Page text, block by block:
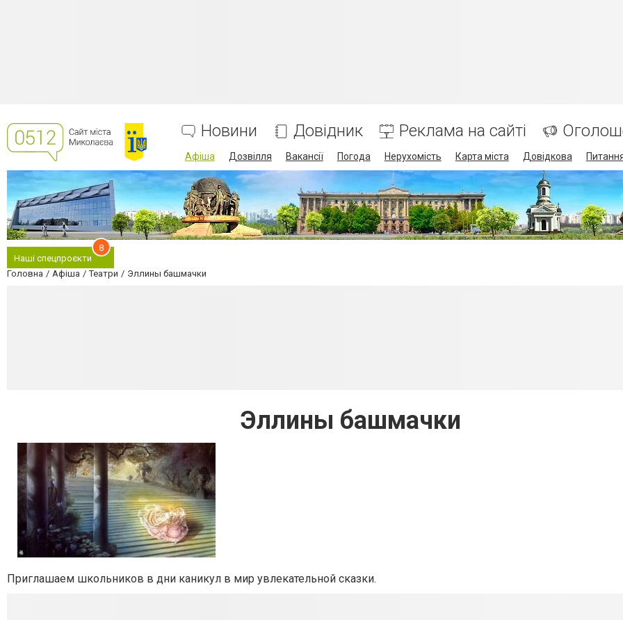
Новини Довідник Реклама на сайті
Афіша Дозвілля Вакансії Погода Нерухомість Карта міста Довідкова
Наші спецпроєкти
8
Головна Афіша Театри Эллины башмачки
Эллины башмачки
Приглашаем школьников в дни каникул в мир увлекательной сказки.